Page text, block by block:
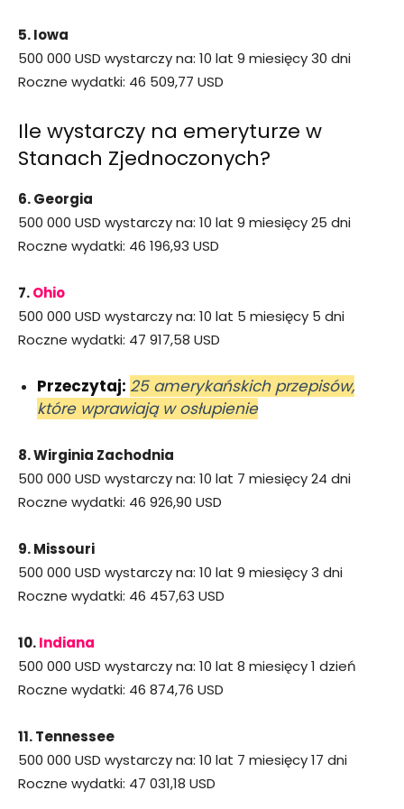
5. Iowa
500 000 USD wystarczy na: 10 lat 9 miesięcy 30 dni
Roczne wydatki: 46 509,77 USD
Ile wystarczy na emeryturze w
Stanach Zjednoczonych?
6. Georgia
500 000 USD wystarczy na: 10 lat 9 miesięcy 25 dni
Roczne wydatki: 46 196,93 USD
7.Ohio
500 000 USD wystarczy na: 10 lat 5 miesięcy 5 dni
Roczne wydatki: 47 917,58 USD
Przeczytaj: 25 amerykańskich przepisów,
które wprawiają w osłupienie
8. Wirginia Zachodnia
500 000 USD wystarczy na: 10 lat 7 miesięcy 24 dni
Roczne wydatki: 46 926,90 USD
9. Missouri
500 000 USD wystarczy na: 10 lat 9 miesięcy 3 dni
Roczne wydatki: 46 457,63 USD
10.Indiana
500 000 USD wystarczy na: 10 lat 8 miesięcy 1 dzień
Roczne wydatki: 46 874,76 USD
11. Tennessee
500 000 USD wystarczy na: 10 lat 7 miesięcy 17 dni
Roczne wydatki: 47 031,18 USD